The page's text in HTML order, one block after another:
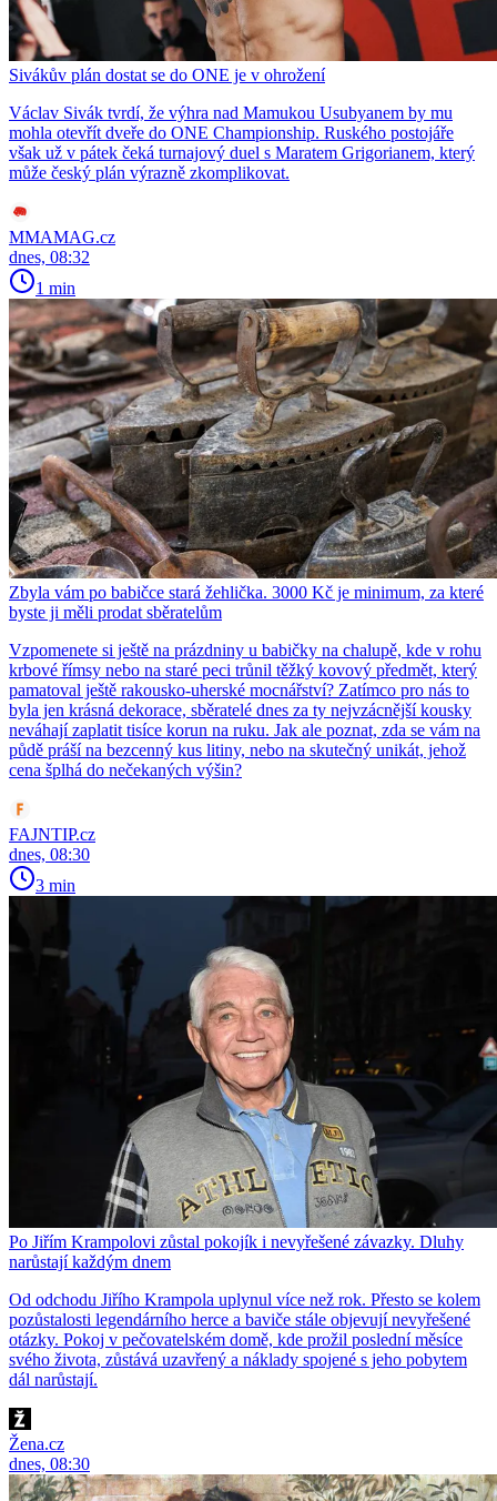
Sivákův plán dostat se do ONE je v ohrožení
Václav Sivák tvrdí, že výhra nad Mamukou Usubyanem by mu
mohla otevřít dveře do ONE Championship. Ruského postojáře
však už v pátek čeká turnajový duel s Maratem Grigorianem, který
může český plán výrazně zkomplikovat.
MMAMAG.cz
dnes, 08:32
1 min
Zbyla vám po babičce stará žehlička. 3000 Kč je minimum, za které
byste ji měli prodat sběratelům
Vzpomenete si ještě na prázdniny u babičky na chalupě, kde v rohu
krbové římsy nebo na staré peci trůnil těžký kovový předmět, který
pamatoval ještě rakousko-uherské mocnářství? Zatímco pro nás to
byla jen krásná dekorace, sběratelé dnes za ty nejvzácnější kousky
neváhají zaplatit tisíce korun na ruku. Jak ale poznat, zda se vám na
půdě práší na bezcenný kus litiny, nebo na skutečný unikát, jehož
cena šplhá do nečekaných výšin?
FAJNTIP.cz
dnes, 08:30
3 min
Po Jiřím Krampolovi zůstal pokojík i nevyřešené závazky. Dluhy
narůstají každým dnem
Od odchodu Jiřího Krampola uplynul více než rok. Přesto se kolem
pozůstalosti legendárního herce a baviče stále objevují nevyřešené
otázky. Pokoj v pečovatelském domě, kde prožil poslední měsíce
svého života, zůstává uzavřený a náklady spojené s jeho pobytem
dál narůstají.
Žena.cz
dnes, 08:30